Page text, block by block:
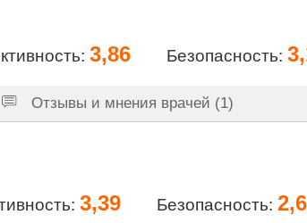
3,86 Безопасность:
Отзывы и мнения врачей (1)
3,39 Безопасность: